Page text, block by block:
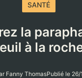
SANTÉ
la
à la
Fanny ThomasPublié le 26/